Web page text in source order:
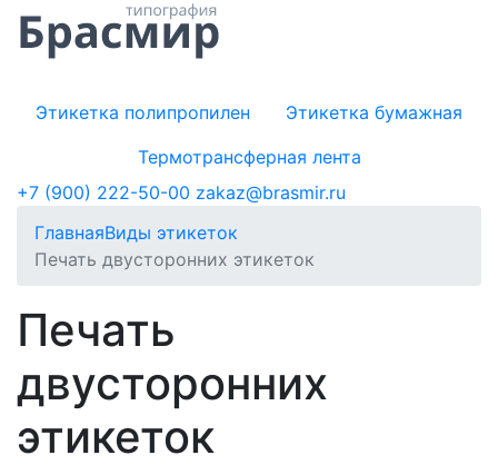
Этикетка полипропилен
Этикетка бумажная
Термотрансферная лента
+7 (900) 222-50-00 zakaz@brasmir.ru
ГлавнаяВиды этикеток
Печать двусторонних этикеток
Печать
двусторонних
этикеток